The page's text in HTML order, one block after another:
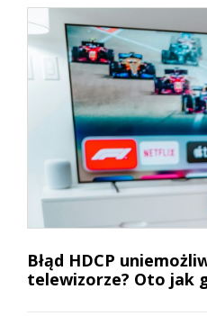
Błąd HDCP
telewizorze? Oto jak